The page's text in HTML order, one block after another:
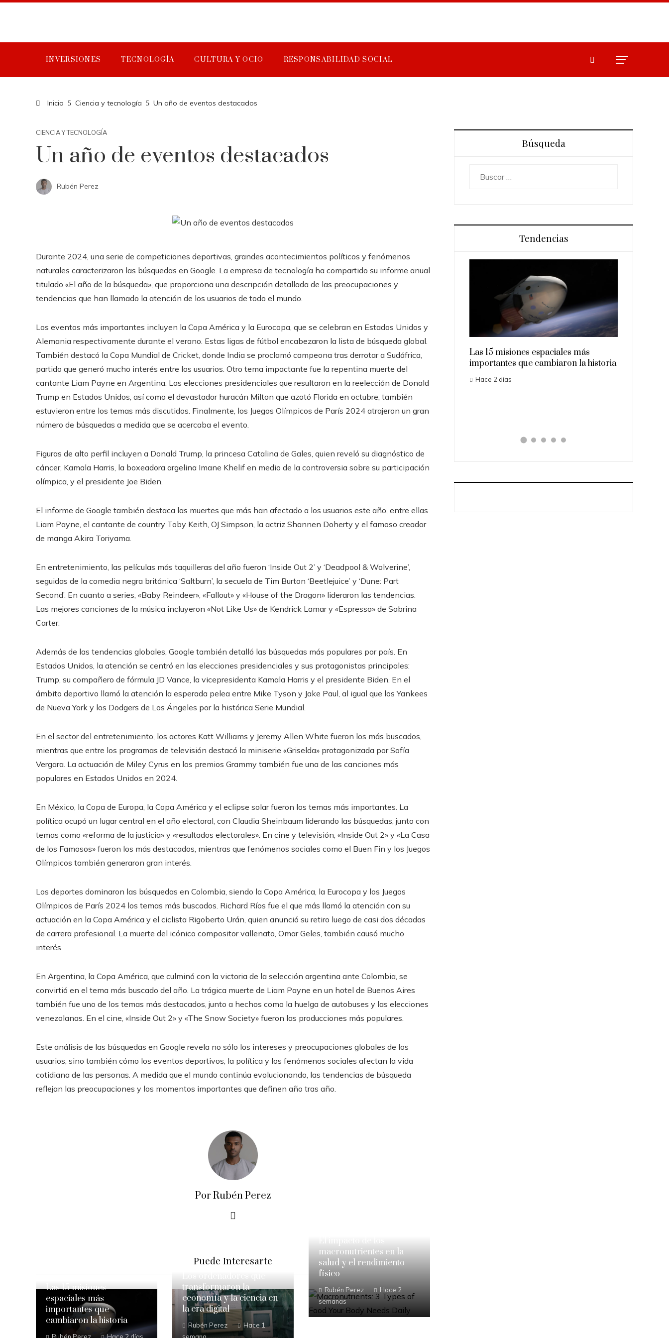
INVERSIONES TECNOLOGÍA CULTURA Y OCIO RESPONSABILIDAD SOCIAL
Inicio Ciencia y tecnología Un año de eventos destacados
CIENCIA Y TECNOLOGÍA
Un año de eventos destacados
Rubén Perez
Durante 2024, una serie de competiciones deportivas, grandes acontecimientos políticos y fenómenos
naturales caracterizaron las búsquedas en Google. La empresa de tecnología ha compartido su informe anual
titulado «El año de la búsqueda», que proporciona una descripción detallada de las preocupaciones y
tendencias que han llamado la atención de los usuarios de todo el mundo.
Los eventos más importantes incluyen la Copa América y la Eurocopa, que se celebran en Estados Unidos y
Alemania respectivamente durante el verano. Estas ligas de fútbol encabezaron la lista de búsqueda global.
También destacó la Copa Mundial de Cricket, donde India se proclamó campeona tras derrotar a Sudáfrica,
partido que generó mucho interés entre los usuarios. Otro tema impactante fue la repentina muerte del
cantante Liam Payne en Argentina. Las elecciones presidenciales que resultaron en la reelección de Donald
Trump en Estados Unidos, así como el devastador huracán Milton que azotó Florida en octubre, también
estuvieron entre los temas más discutidos. Finalmente, los Juegos Olímpicos de París 2024 atrajeron un gran
número de búsquedas a medida que se acercaba el evento.
Figuras de alto perfil incluyen a Donald Trump, la princesa Catalina de Gales, quien reveló su diagnóstico de
cáncer, Kamala Harris, la boxeadora argelina Imane Khelif en medio de la controversia sobre su participación
olímpica, y el presidente Joe Biden.
El informe de Google también destaca las muertes que más han afectado a los usuarios este año, entre ellas
Liam Payne, el cantante de country Toby Keith, OJ Simpson, la actriz Shannen Doherty y el famoso creador
de manga Akira Toriyama.
En entretenimiento, las películas más taquilleras del año fueron ‘Inside Out 2’ y ‘Deadpool & Wolverine’,
seguidas de la comedia negra británica ‘Saltburn’, la secuela de Tim Burton ‘Beetlejuice’ y ‘Dune: Part
Second’. En cuanto a series, «Baby Reindeer», «Fallout» y «House of the Dragon» lideraron las tendencias.
Las mejores canciones de la música incluyeron «Not Like Us» de Kendrick Lamar y «Espresso» de Sabrina
Carter.
Además de las tendencias globales, Google también detalló las búsquedas más populares por país. En
Estados Unidos, la atención se centró en las elecciones presidenciales y sus protagonistas principales:
Trump, su compañero de fórmula JD Vance, la vicepresidenta Kamala Harris y el presidente Biden. En el
ámbito deportivo llamó la atención la esperada pelea entre Mike Tyson y Jake Paul, al igual que los Yankees
de Nueva York y los Dodgers de Los Ángeles por la histórica Serie Mundial.
En el sector del entretenimiento, los actores Katt Williams y Jeremy Allen White fueron los más buscados,
mientras que entre los programas de televisión destacó la miniserie «Griselda» protagonizada por Sofía
Vergara. La actuación de Miley Cyrus en los premios Grammy también fue una de las canciones más
populares en Estados Unidos en 2024.
En México, la Copa de Europa, la Copa América y el eclipse solar fueron los temas más importantes. La
política ocupó un lugar central en el año electoral, con Claudia Sheinbaum liderando las búsquedas, junto con
temas como «reforma de la justicia» y «resultados electorales». En cine y televisión, «Inside Out 2» y «La Casa
de los Famosos» fueron los más destacados, mientras que fenómenos sociales como el Buen Fin y los Juegos
Olímpicos también generaron gran interés.
Los deportes dominaron las búsquedas en Colombia, siendo la Copa América, la Eurocopa y los Juegos
Olímpicos de París 2024 los temas más buscados. Richard Ríos fue el que más llamó la atención con su
actuación en la Copa América y el ciclista Rigoberto Urán, quien anunció su retiro luego de casi dos décadas
de carrera profesional. La muerte del icónico compositor vallenato, Omar Geles, también causó mucho
interés.
En Argentina, la Copa América, que culminó con la victoria de la selección argentina ante Colombia, se
convirtió en el tema más buscado del año. La trágica muerte de Liam Payne en un hotel de Buenos Aires
también fue uno de los temas más destacados, junto a hechos como la huelga de autobuses y las elecciones
venezolanas. En el cine, «Inside Out 2» y «The Snow Society» fueron las producciones más populares.
Este análisis de las búsquedas en Google revela no sólo los intereses y preocupaciones globales de los
usuarios, sino también cómo los eventos deportivos, la política y los fenómenos sociales afectan la vida
cotidiana de las personas. A medida que el mundo continúa evolucionando, las tendencias de búsqueda
reflejan las preocupaciones y los momentos importantes que definen año tras año.
Por Rubén Perez
Puede Interesarte
Las 15 misiones
espaciales más
importantes que
cambiaron la historia
Los ordenadores que
transformaron la
economía y la ciencia en
la era digital
Rubén Perez
Hace 1
macronutrientes en la
salud y el rendimiento
físico
Rubén Perez
Hace 2
semanas
Búsqueda
Tendencias
La ausencia de BTS en los Grammy
2027 sorprende a seguidores y
expertos del k-pop
Hace 1 semana
El impacto de los macronutrientes en
Hace 2 semanas
Qué significa comer saludable y
cómo mantener un equilibrio
nutricional
Hace 2 semanas
Las 15 misiones espaciales más
importantes que cambiaron la historia
Hace 2 días